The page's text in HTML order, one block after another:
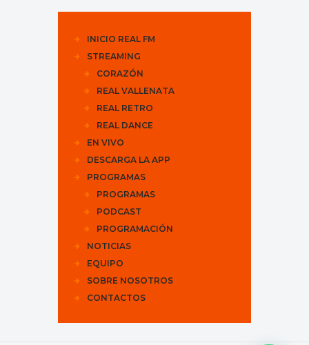
INICIO REAL FM
STREAMING
CORAZÓN
REAL VALLENATA
REAL RETRO
REAL DANCE
EN VIVO
DESCARGA LA APP
PROGRAMAS
PROGRAMAS
PODCAST
PROGRAMACIÓN
NOTICIAS
EQUIPO
SOBRE NOSOTROS
CONTACTOS